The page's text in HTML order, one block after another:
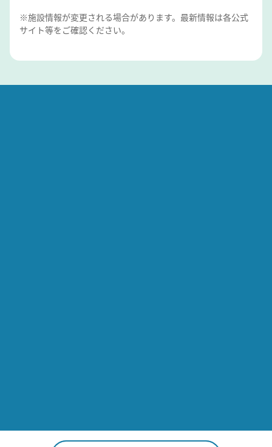
※施設情報が変更される場合があります。最新情報は各公式
サイト等をご確認ください。